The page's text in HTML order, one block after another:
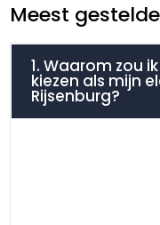
Meest
1. Waarom zou
kiezen als mijn
Rijsenburg?